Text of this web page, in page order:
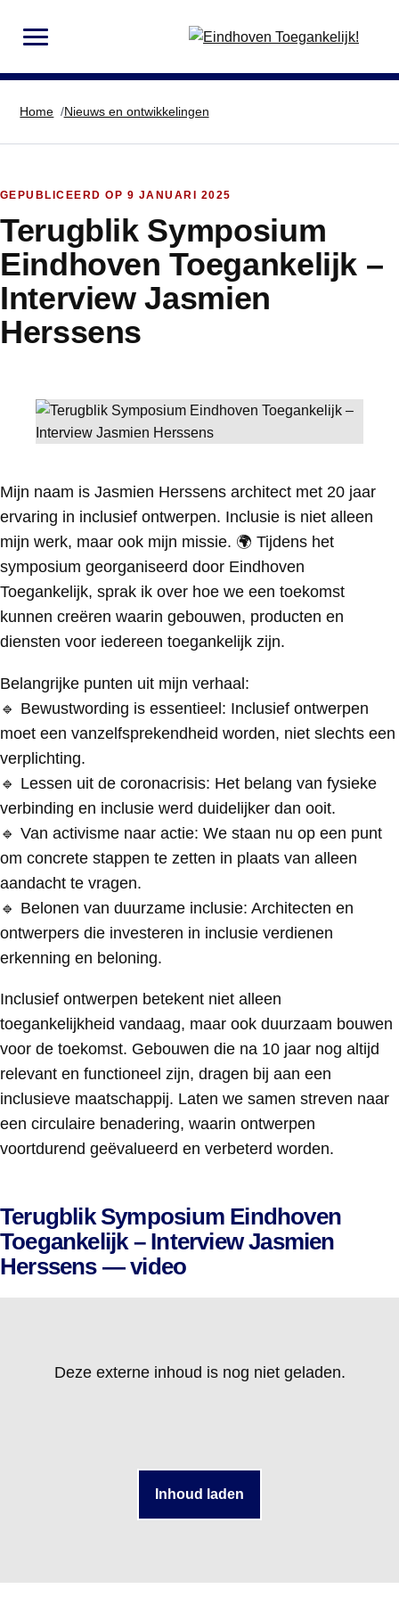
MENU
Home Nieuws en ontwikkelingen
GEPUBLICEERD OP 9 JANUARI 2025
Terugblik Symposium
Eindhoven Toegankelijk –
Interview Jasmien
Herssens
Mijn naam is Jasmien Herssens architect met 20 jaar
ervaring in inclusief ontwerpen. Inclusie is niet alleen
mijn werk, maar ook mijn missie. 🌍 Tijdens het
symposium georganiseerd door Eindhoven
Toegankelijk, sprak ik over hoe we een toekomst
kunnen creëren waarin gebouwen, producten en
diensten voor iedereen toegankelijk zijn.
Belangrijke punten uit mijn verhaal:
🔹 Bewustwording is essentieel: Inclusief ontwerpen
moet een vanzelfsprekendheid worden, niet slechts een
verplichting.
🔹 Lessen uit de coronacrisis: Het belang van fysieke
verbinding en inclusie werd duidelijker dan ooit.
🔹 Van activisme naar actie: We staan nu op een punt
om concrete stappen te zetten in plaats van alleen
aandacht te vragen.
🔹 Belonen van duurzame inclusie: Architecten en
ontwerpers die investeren in inclusie verdienen
erkenning en beloning.
Inclusief ontwerpen betekent niet alleen
toegankelijkheid vandaag, maar ook duurzaam bouwen
voor de toekomst. Gebouwen die na 10 jaar nog altijd
relevant en functioneel zijn, dragen bij aan een
inclusieve maatschappij. Laten we samen streven naar
een circulaire benadering, waarin ontwerpen
voortdurend geëvalueerd en verbeterd worden.
Terugblik Symposium Eindhoven
Toegankelijk – Interview Jasmien
Herssens — video
Deze externe inhoud is nog niet geladen.
Inhoud laden